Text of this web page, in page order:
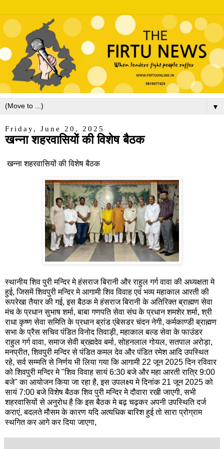
▼
Friday, June 20, 2025
खन्ना शहरवासियों की विशेष बैठक
खन्ना शहरवासियों की विशेष बैठक
स्थानीय शिव पुरी मन्दिर मे हंसराज बिरानी और राहुल गर्ग वावा की अध्यक्षता मे
हुई, जिसमें शिवपुरी मन्दिर मे आगामी शिव विवाह एवं भव्य महाकाल आरती की
रूपरेखा तैयार की गई, इस बैठक मे हंसराज बिरानी के अतिरिक्त ब्राह्मण सेवा
मंच के प्रधान सुभाष शर्मा, बाबा गणपति सेवा संघ के प्रधान शमशेर शर्मा, श्री
राधा कृष्ण सेवा समिति के प्रधान ब्रांड एंबेसडर चंदन नेगी, कर्मकाण्डी ब्राह्मण
सभा के प्रैस सचिव पंडित विनोद तिवाड़ी, महाकाल बल्ड सेवा के फाउंडर
राहुल गर्ग वावा, समाज सेवी ब्रह्मदेव बर्मा, सोहनलाल गोयल, सतपाल अरोड़ा,
मनप्रीत, शिवपुरी मन्दिर से पंडित‌ कमल देव और पंडित रमेश आदि उपस्थित
रहे, सर्व सम्मति से निर्णय भी लिया गया कि आगामी 22 जून 2025 दिन रविवार
को शिवपुरी मन्दिर मे "शिव विवाह सायं 6:30 बजे और महा आरती रात्रि 9:00
बजे" का आयोजन किया जा रहा है, इस उपलक्ष्य मे दिनांक 21 जून 2025 को
सायं 7:00 बजे विशेष बैठक शिव पुरी मन्दिर मे दौवारा रखी जाएगी, सभी
शहरवासियों से अनुरोध है कि इस बैठक मे बढ़ चढ़कर अपनी उपस्थिति दर्ज
कराएं, बदलते मौसम के कारण यदि अत्यधिक बारिश हुई तो सारा प्रोग्राम
स्थगित कर आगे कर दिया जाएगा,